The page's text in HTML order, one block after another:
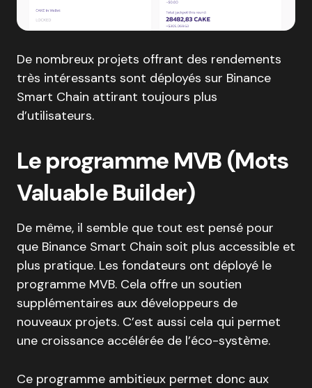
De nombreux projets offrant des rendements
très intéressants sont déployés sur Binance
Smart Chain attirant toujours plus
d’utilisateurs.
Le programme MVB (Mots
Valuable Builder)
De même, il semble que tout est pensé pour
que Binance Smart Chain soit plus accessible et
plus pratique. Les fondateurs ont déployé le
programme MVB. Cela offre un soutien
supplémentaires aux développeurs de
nouveaux projets. C’est aussi cela qui permet
une croissance accélérée de l’éco-système.
Ce programme ambitieux permet donc aux